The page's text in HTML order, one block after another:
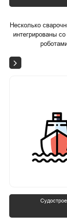
Несколько
интегрированы
роботами